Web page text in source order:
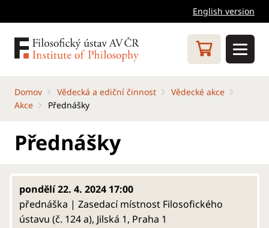
English version
Domov Vědecká a ediční činnost
Vědecké akce
Akce
Přednášky
Přednášky
pondělí 22. 4. 2024 17:00
přednáška | Zasedací místnost Filosofického
ústavu (č. 124 a), Jilská 1, Praha 1